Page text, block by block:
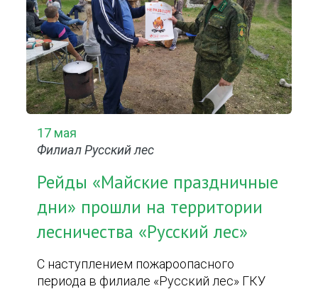
17 мая
Филиал Русский лес
Рейды «Майские праздничные
дни» прошли на территории
лесничества «Русский лес»
С наступлением пожароопасного
периода в филиале «Русский лес» ГКУ